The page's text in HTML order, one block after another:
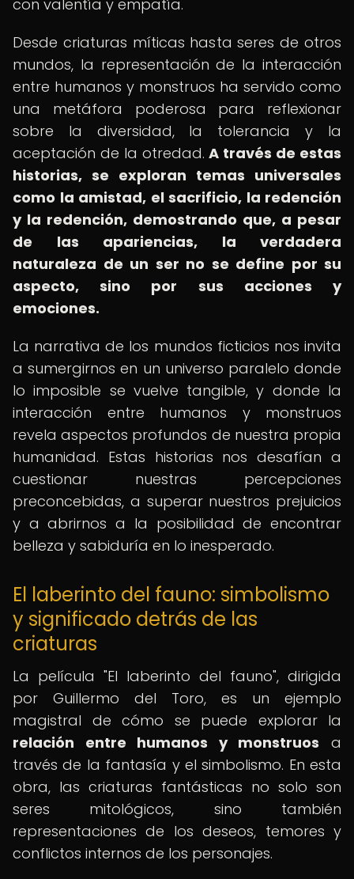
con valentía y empatía.
Desde criaturas míticas hasta seres de otros
mundos, la representación de la interacción
entre humanos y monstruos ha servido como
una metáfora poderosa para reflexionar
sobre la diversidad, la tolerancia y la
aceptación de la otredad.A través de estas
historias, se exploran temas universales
como la amistad, el sacrificio, la redención
y la redención, demostrando que, a pesar
de las apariencias, la verdadera
naturaleza de un ser no se define por su
aspecto, sino por sus acciones y
emociones.
La narrativa de los mundos ficticios nos invita
a sumergirnos en un universo paralelo donde
lo imposible se vuelve tangible, y donde la
interacción entre humanos y monstruos
revela aspectos profundos de nuestra propia
humanidad. Estas historias nos desafían a
cuestionar nuestras percepciones
preconcebidas, a superar nuestros prejuicios
y a abrirnos a la posibilidad de encontrar
belleza y sabiduría en lo inesperado.
El laberinto del fauno: simbolismo
y significado detrás de las
criaturas
La película "El laberinto del fauno", dirigida
por Guillermo del Toro, es un ejemplo
magistral de cómo se puede explorar la
relación entre humanos y monstruos a
través de la fantasía y el simbolismo. En esta
obra, las criaturas fantásticas no solo son
seres mitológicos, sino también
representaciones de los deseos, temores y
conflictos internos de los personajes.